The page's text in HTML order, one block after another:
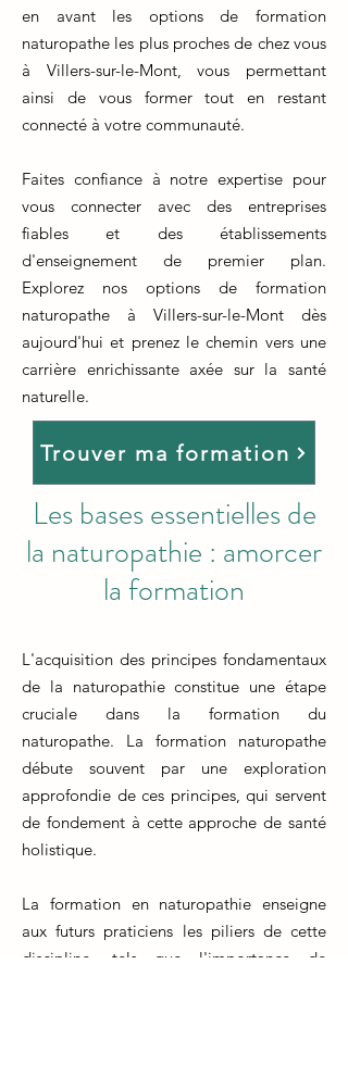
en avant les options de formation
naturopathe les plus proches de chez vous
à Villers-sur-le-Mont, vous permettant
ainsi de vous former tout en restant
connecté à votre communauté.
Faites confiance à notre expertise pour
vous connecter avec des entreprises
fiables et des établissements
d'enseignement de premier plan.
Explorez nos options de formation
naturopathe à Villers-sur-le-Mont dès
aujourd'hui et prenez le chemin vers une
carrière enrichissante axée sur la santé
naturelle.
Trouver ma formation
Les bases essentielles de
la naturopathie : amorcer
la formation
L'acquisition des principes fondamentaux
de la naturopathie constitue une étape
cruciale dans la formation du
naturopathe. La formation naturopathe
débute souvent par une exploration
approfondie de ces principes, qui servent
de fondement à cette approche de santé
holistique.
La formation en naturopathie enseigne
aux futurs praticiens les piliers de cette
discipline, tels que l'importance de